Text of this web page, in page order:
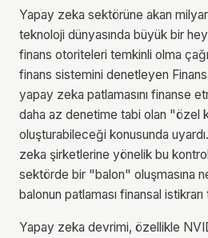
Yapay zeka sektörüne akan
teknoloji dünyasında büyük bir
finans otoriteleri temkinli olma
finans sistemini denetleyen
yapay zeka patlamasını finanse
daha az denetime tabi olan "özel
oluşturabileceği konusunda uyardı.
zeka şirketlerine yönelik bu
sektörde bir "balon" oluşmasına
balonun patlaması finansal
Yapay zeka devrimi, özellikle